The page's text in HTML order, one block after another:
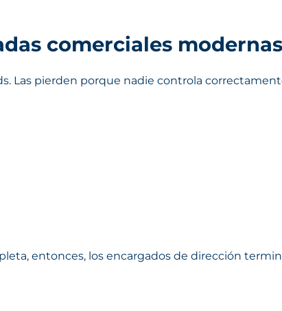
comerciales modernas
Las pierden porque nadie controla
entonces, los encargados de dirección